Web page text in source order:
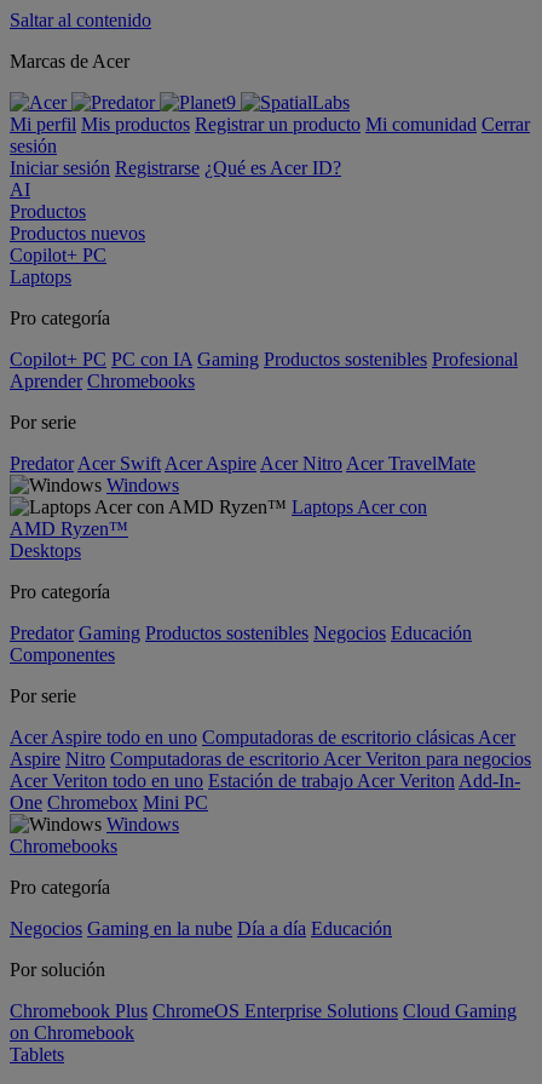
Saltar al contenido
Marcas de Acer
Mi perfil Mis productos Registrar un producto Mi comunidad Cerrar
sesión
Iniciar sesión Registrarse ¿Qué es Acer ID?
AI
Productos
Productos nuevos
Copilot+ PC
Laptops
Pro categoría
Copilot+ PC PC con IA Gaming Productos sostenibles Profesional
Aprender Chromebooks
Por serie
Predator Acer Swift Acer Aspire Acer Nitro Acer TravelMate
Windows
Laptops Acer con
AMD Ryzen™
Desktops
Pro categoría
Predator Gaming Productos sostenibles Negocios Educación
Componentes
Por serie
Acer Aspire todo en uno Computadoras de escritorio clásicas Acer
Aspire Nitro Computadoras de escritorio Acer Veriton para negocios
Acer Veriton todo en uno Estación de trabajo Acer Veriton Add-In-
One Chromebox Mini PC
Windows
Chromebooks
Pro categoría
Negocios Gaming en la nube Día a día Educación
Por solución
Chromebook Plus ChromeOS Enterprise Solutions Cloud Gaming
on Chromebook
Tablets